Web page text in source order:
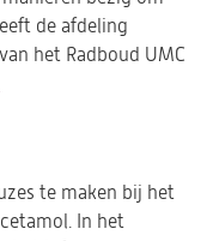
de afdeling
het Radboud UMC
te maken bij het
In het